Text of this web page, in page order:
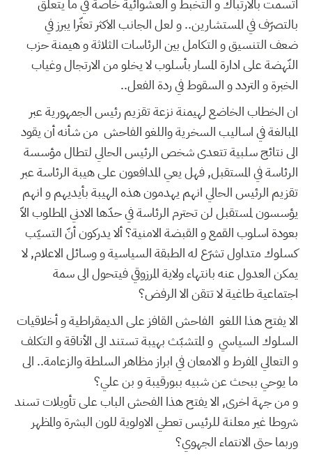
بالتصرّف في المستشارين.. و لعل الجانب الاكثر تعثّرا يبرز في
ضعف التنسيق و التكامل بين الرئاسات الثلاثة و هيمنة حزب
النّهضة على ادارة المسار بأسلوب لا يخلو من الارتجال وغياب
الخبرة و التردد و السقوط في ردة الفعل..
ان الخطاب الخاضع لهيمنة نزعة تقزيم رئيس الجمهورية عبر
المبالغة في اساليب السخرية واللغو الفاحش من شأنه أن يقود
الى نتائج سلبية تتعدى شخص الرئيس الحالي لتطال مؤسسة
الرئاسة في المستقبل, فهل يعي المدافعون على هيبة الرئاسة عبر
تقزيم الرئيس الحالي انهم يهدمون هذه الهيبة بأيديهم و انهم
يؤسسون لمستقبل لن تحترم الرئاسة في حدّها الادني المطلوب الاّ
بعودة اسلوب القمع و القبضة الامنية؟ ألا يدركون أنّ التسيّب
كسلوك متداول تشرّع له الطبقة السياسية و وسائل الاعلام, لا
يمكن العدول عنه بانتهاء ولاية المرزوقي فيتحول الى سمة
اجتماعية طاغية لا تتقن الا الرفض؟
الا يفتح هذا اللغو الفاحش القافز على الديمقراطية و أخلاقيات
السلوك السياسي و المتشبّث بهيبة تستند الى الأناقة و التكلف
و التعالي المفرط و الامعان في ابراز مظاهر السلطة والزعامة.. الى
ما يوحي ببحث عن شبيه ببورقيبة و بن علي؟
و من جهة اخرى, الا يفتح هذا الفحش الباب على تأويلات تسند
شروطا غير معلنة للرئيس تعطي الاولوية للون البشرة والمظهر
وربما حتى الانتماء الجهوي؟